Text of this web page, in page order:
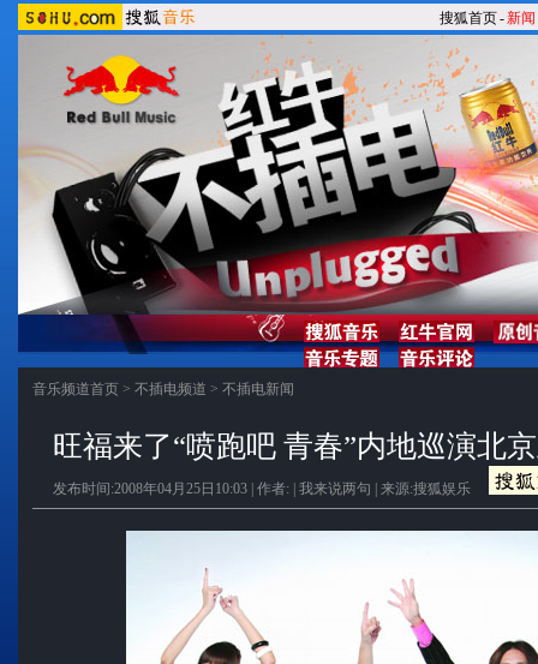
搜狐首页-新闻
音乐频道首页 > 不插电频道 > 不插电新闻
旺福来了“喷跑吧 青春”内地巡演北
发布时间:2008年04月25日10:03 | 作者: | 我来说两句 | 来源:搜狐娱乐